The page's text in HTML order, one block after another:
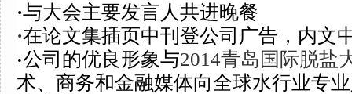
·与大会主要发言人共进晚餐
·在论文集插页中刊登公司广告，内文
·公司的优良形象与2014青岛国际脱盐
术、商务和金融媒体向全球水行业专